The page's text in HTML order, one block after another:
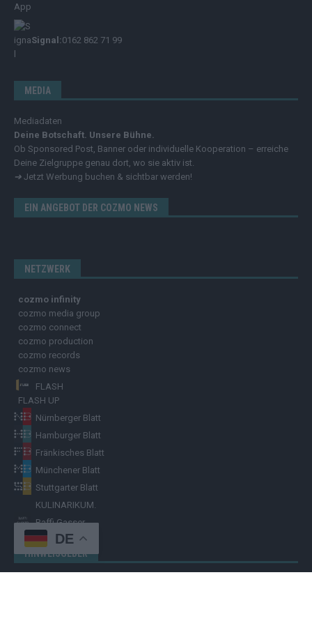
Signal:0162 862 71 99
MEDIA
Mediadaten
Deine Botschaft. Unsere Bühne.
Ob Sponsored Post, Banner oder individuelle Kooperation – erreiche
Deine Zielgruppe genau dort, wo sie aktiv ist.
➔ Jetzt Werbung buchen & sichtbar werden!
EIN ANGEBOT DER COZMO NEWS
NETZWERK
cozmo infinity
cozmo media group
cozmo connect
cozmo production
cozmo records
cozmo news
FLASH
FLASH UP
Nürnberger Blatt
Hamburger Blatt
Fränkisches Blatt
Münchener Blatt
Stuttgarter Blatt
KULINARIKUM.
Raffi Gasser
HINWEISGEBER
DE